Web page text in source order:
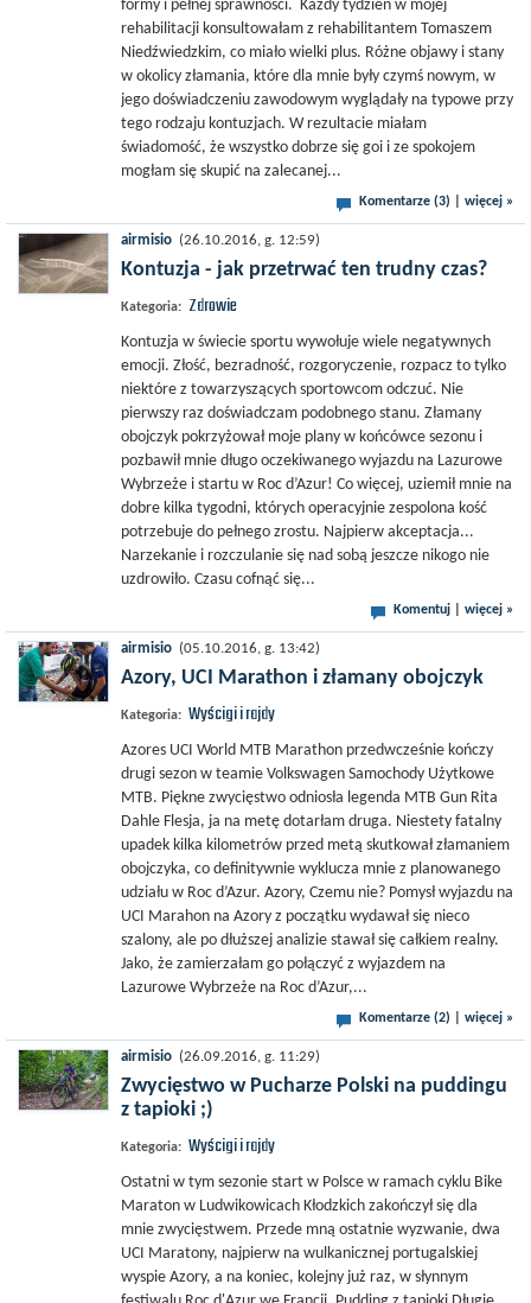
formy i pełnej sprawności. Każdy tydzień w mojej
rehabilitacji konsultowałam z rehabilitantem Tomaszem
Niedźwiedzkim, co miało wielki plus. Różne objawy i stany
w okolicy złamania, które dla mnie były czymś nowym, w
jego doświadczeniu zawodowym wyglądały na typowe przy
tego rodzaju kontuzjach. W rezultacie miałam
świadomość, że wszystko dobrze się goi i ze spokojem
mogłam się skupić na zalecanej...
Komentarze (3) więcej »
airmisio (26.10.2016, g. 12:59)
Kontuzja - jak przetrwać ten trudny czas?
Kategoria: Zdrowie
Kontuzja w świecie sportu wywołuje wiele negatywnych
emocji. Złość, bezradność, rozgoryczenie, rozpacz to tylko
niektóre z towarzyszących sportowcom odczuć. Nie
pierwszy raz doświadczam podobnego stanu. Złamany
obojczyk pokrzyżował moje plany w końcówce sezonu i
pozbawił mnie długo oczekiwanego wyjazdu na Lazurowe
Wybrzeże i startu w Roc d’Azur! Co więcej, uziemił mnie na
dobre kilka tygodni, których operacyjnie zespolona kość
potrzebuje do pełnego zrostu. Najpierw akceptacja...
Narzekanie i rozczulanie się nad sobą jeszcze nikogo nie
uzdrowiło. Czasu cofnąć się...
Komentuj więcej »
airmisio (05.10.2016, g. 13:42)
Azory, UCI Marathon i złamany obojczyk
Kategoria: Wyścigi i rajdy
Azores UCI World MTB Marathon przedwcześnie kończy
drugi sezon w teamie Volkswagen Samochody Użytkowe
MTB. Piękne zwycięstwo odniosła legenda MTB Gun Rita
Dahle Flesja, ja na metę dotarłam druga. Niestety fatalny
upadek kilka kilometrów przed metą skutkował złamaniem
obojczyka, co definitywnie wyklucza mnie z planowanego
udziału w Roc d’Azur. Azory, Czemu nie? Pomysł wyjazdu na
UCI Marahon na Azory z początku wydawał się nieco
szalony, ale po dłuższej analizie stawał się całkiem realny.
Jako, że zamierzałam go połączyć z wyjazdem na
Lazurowe Wybrzeże na Roc d’Azur,...
Komentarze (2) więcej »
airmisio (26.09.2016, g. 11:29)
Zwycięstwo w Pucharze Polski na puddingu
z tapioki ;)
Kategoria: Wyścigi i rajdy
Ostatni w tym sezonie start w Polsce w ramach cyklu Bike
Maraton w Ludwikowicach Kłodzkich zakończył się dla
mnie zwycięstwem. Przede mną ostatnie wyzwanie, dwa
UCI Maratony, najpierw na wulkanicznej portugalskiej
wyspie Azory, a na koniec, kolejny już raz, w słynnym